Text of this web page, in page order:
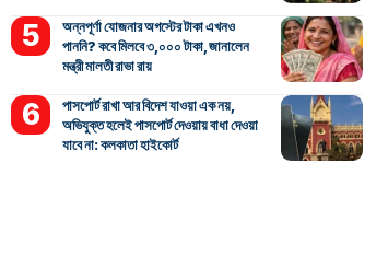
অন্নপূর্ণা যোজনার অগস্টের টাকা এখনও
পাননি? কবে মিলবে ৩,০০০ টাকা, জানালেন
মন্ত্রী মালতী রাভা রায়
পাসপোর্ট রাখা আর বিদেশ যাওয়া এক নয়,
অভিযুক্ত হলেই পাসপোর্ট দেওয়ায় বাধা দেওয়া
যাবে না: কলকাতা হাইকোর্ট